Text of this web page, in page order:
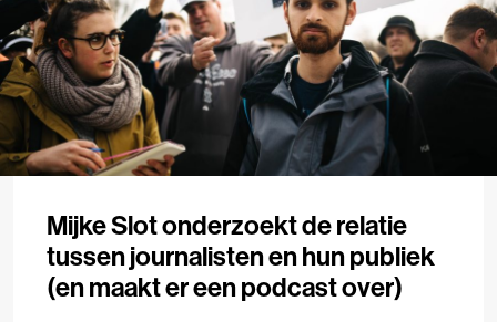
Mijke Slot onderzoekt de relatie
tussen journalisten en hun publiek
(en maakt er een podcast over)